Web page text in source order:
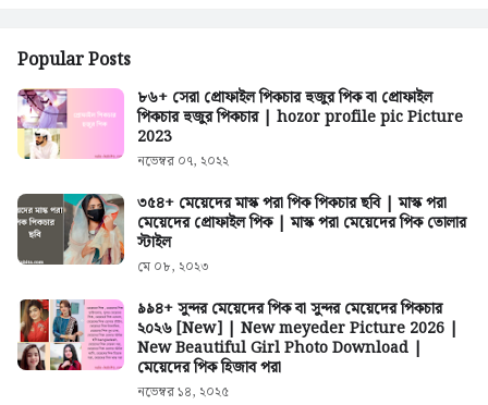
Popular Posts
৮৬+ সেরা প্রোফাইল পিকচার হুজুর পিক বা প্রোফাইল
পিকচার হুজুর পিকচার | hozor profile pic Picture
2023
নভেম্বর ০৭, ২০২২
৩৫৪+ মেয়েদের মাস্ক পরা পিক পিকচার ছবি | মাস্ক পরা
মেয়েদের প্রোফাইল পিক | মাস্ক পরা মেয়েদের পিক তোলার
স্টাইল
মে ০৮, ২০২৩
৯৯৪+ সুন্দর মেয়েদের পিক বা সুন্দর মেয়েদের পিকচার
২০২৬ [New] | New meyeder Picture 2026 |
New Beautiful Girl Photo Download |
মেয়েদের পিক হিজাব পরা
নভেম্বর ১৪, ২০২৫